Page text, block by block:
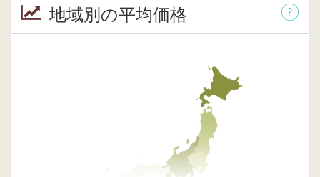
地域別の平均価格